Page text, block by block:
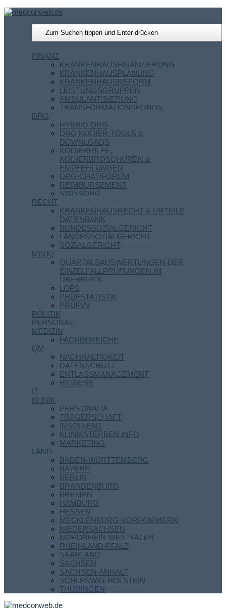
FINANZ
KRANKENHAUSFINANZIERUNG
KRANKENHAUSPLANUNG
KRANKENHAUSREFORM
LEISTUNGSGRUPPEN
AMBULANTISIERUNG
TRANSFORMATIONSFONDS
DRG
HYBRID-DRG
DRG KODIER-TOOLS &
DOWNLOADS
KODIERHILFE,
KODIERBROSCHÜREN &
EMPFEHLUNGEN
DRG-CHAT/FORUM
REIMBURSEMENT
SWISSDRG
RECHT
KRANKENHAUSRECHT & URTEILE
DATENBANK
BUNDESSOZIALGERICHT
LANDESSOZIALGERICHT
SOZIALGERICHT
MD(K)
QUARTALSAUSWERTUNGEN DER
EINZELFALLPRÜFUNGEN IM
ÜBERBLICK
LOPS
PRÜFSTATISTIK
PRÜFVV
POLITIK
PERSONAL
MEDIZIN
FACHBEREICHE
QM
NACHHALTIGKEIT
DATENSCHUTZ
ENTLASSMANAGEMENT
HYGIENE
IT
KLINIK
PERSONALIA
TRÄGERSCHAFT
INSOLVENZ
KLINIKSTERBEN.INFO
MARKETING
LAND
BADEN-WÜRTTEMBERG
BAYERN
BERLIN
BRANDENBURG
BREMEN
HAMBURG
HESSEN
MECKLENBURG-VORPOMMERN
NIEDERSACHSEN
NORDRHEIN-WESTFALEN
RHEINLAND-PFALZ
SAARLAND
SACHSEN
SACHSEN-ANHALT
SCHLESWIG-HOLSTEIN
THÜRINGEN